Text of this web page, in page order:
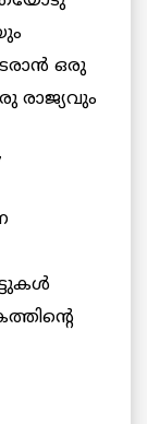
ഒരു
രാജ്യവും